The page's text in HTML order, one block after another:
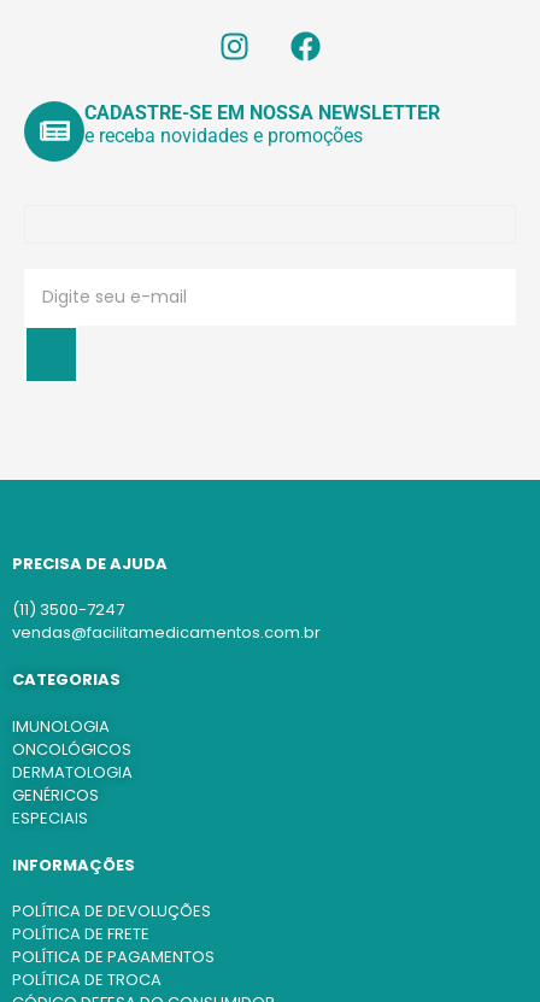
CADASTRE-SE EM NOSSA NEWSLETTER
e receba novidades e promoções
PRECISA DE AJUDA
(11) 3500-7247
vendas@facilitamedicamentos.com.br
CATEGORIAS
IMUNOLOGIA
ONCOLÓGICOS
DERMATOLOGIA
GENÉRICOS
ESPECIAIS
INFORMAÇÕES
POLÍTICA DE DEVOLUÇÕES
POLÍTICA DE FRETE
POLÍTICA DE PAGAMENTOS
POLÍTICA DE TROCA